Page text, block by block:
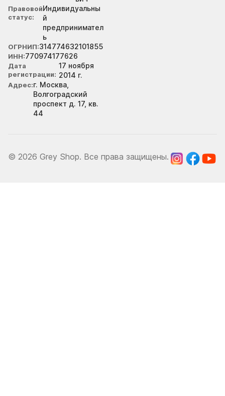
Правовой
статус
Индивидуальны
й
предпринимател
ь
ОГРНИП 314774632101855
ИНН 770974177626
Дата
регистрации
17 ноября
2014 г.
Адрес г. Москва,
Волгоградский
проспект д. 17, кв.
44
© 2026 Grey Shop. Все права защищены.